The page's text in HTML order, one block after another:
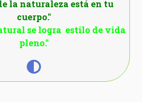
la naturaleza está en tu
cuerpo."
se logra estilo de vida
pleno."